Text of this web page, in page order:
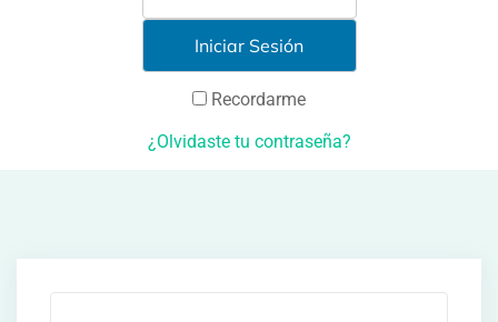
Recordarme
¿Olvidaste tu contraseña?